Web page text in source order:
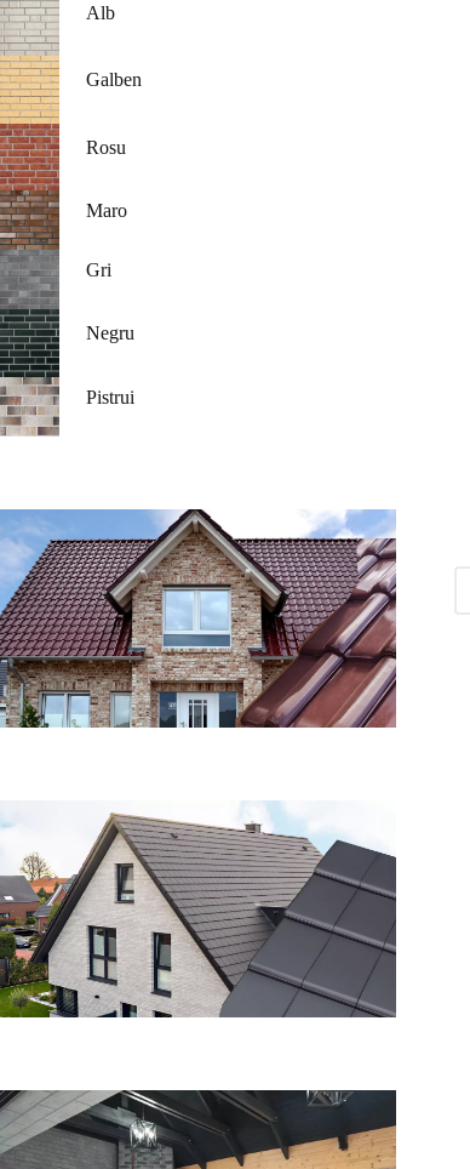
Alb
Galben
Rosu
Maro
Gri
Negru
Pistrui